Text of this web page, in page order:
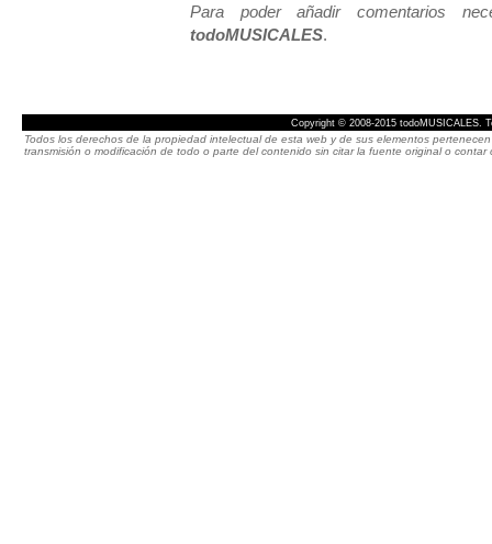
Para poder añadir comentarios
todoMUSICALES.
Copyright © 2008-2015 todoMUSICALES.
Todos los derechos de la propiedad intelectual de esta web y de sus elementos
transmisión o modificación de todo o parte del contenido sin citar la fuente original o